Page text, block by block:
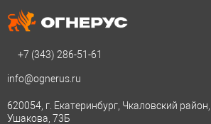
+7 (343) 286-51-61
info@ognerus.ru
620054, г. Екатеринбург, Чкаловский
Ушакова, 73Б